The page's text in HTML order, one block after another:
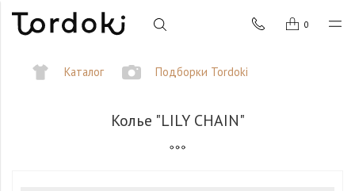
0
Каталог Подборки Tordoki
Колье "LILY CHAIN"